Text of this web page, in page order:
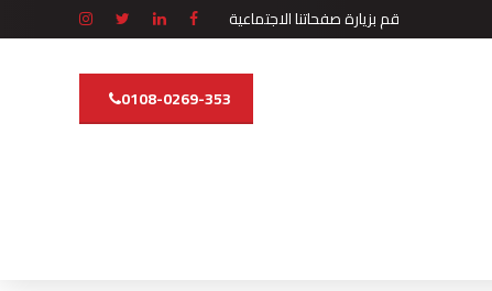
قم بزيارة صفحاتنا الاجتماعية
0108-0269-353